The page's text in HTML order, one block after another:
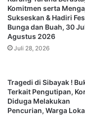
Komitmen serta
Sukseskan & Hadiri
Bunga dan Buah, 30
Agustus 2026
Juli 28, 2026
Tragedi di Sibayak !
Terkait Pengutipan,
Diduga Melakukan
Pencurian, Warga